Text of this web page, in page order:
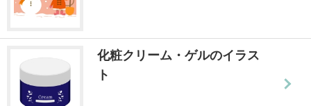
化粧クリーム・ゲルのイラス
ト